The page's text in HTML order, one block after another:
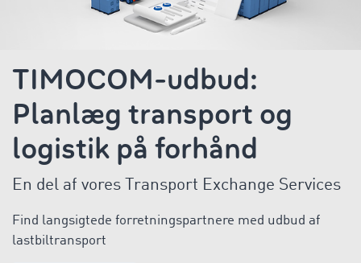
TIMOCOM-udbud:
Planlæg transport og
logistik på forhånd
En del af vores Transport Exchange Services
Find langsigtede forretningspartnere med udbud af
lastbiltransport